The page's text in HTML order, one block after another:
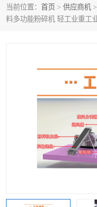
当前位置： 首页 > 供应商机 >
料多功能粉碎机 轻工业重工
燃料颗粒机
锯末滚筒筛